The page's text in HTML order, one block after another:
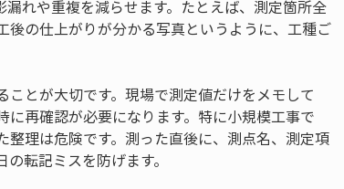
れや重複を減らせます。たとえば、測定箇所全
の仕上がりが分かる写真というように、工種ご
とが大切です。現場で測定値だけをメモして
再確認が必要になります。特に小規模工事で
理は危険です。測った直後に、測点名、測定項
転記ミスを防げます。